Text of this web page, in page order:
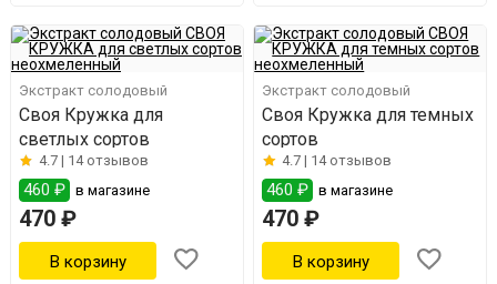
Экстракт солодовый
Своя Кружка для
светлых сортов
4.7 | 14 отзывов
460 ₽ в магазине
470 ₽
Экстракт солодовый
Своя Кружка для темных
сортов
4.7 | 14 отзывов
460 ₽ в магазине
470 ₽